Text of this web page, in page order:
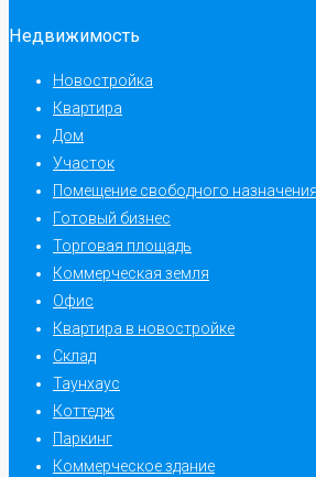
Недвижимость
Новостройка
Квартира
Дом
Участок
Помещение свободного назначения
Готовый бизнес
Торговая площадь
Коммерческая земля
Офис
Квартира в новостройке
Склад
Таунхаус
Коттедж
Паркинг
Коммерческое здание